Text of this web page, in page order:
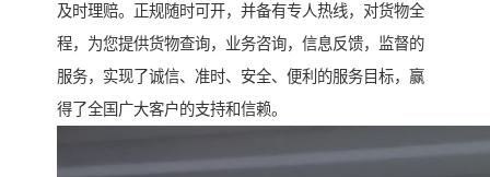
及时理赔。正规随时可开，并备有专人热线，对货物全
程，为您提供货物查询，业务咨询，信息反馈，监督的
服务，实现了诚信、准时、安全、便利的服务目标，赢
得了全国广大客户的支持和信赖。